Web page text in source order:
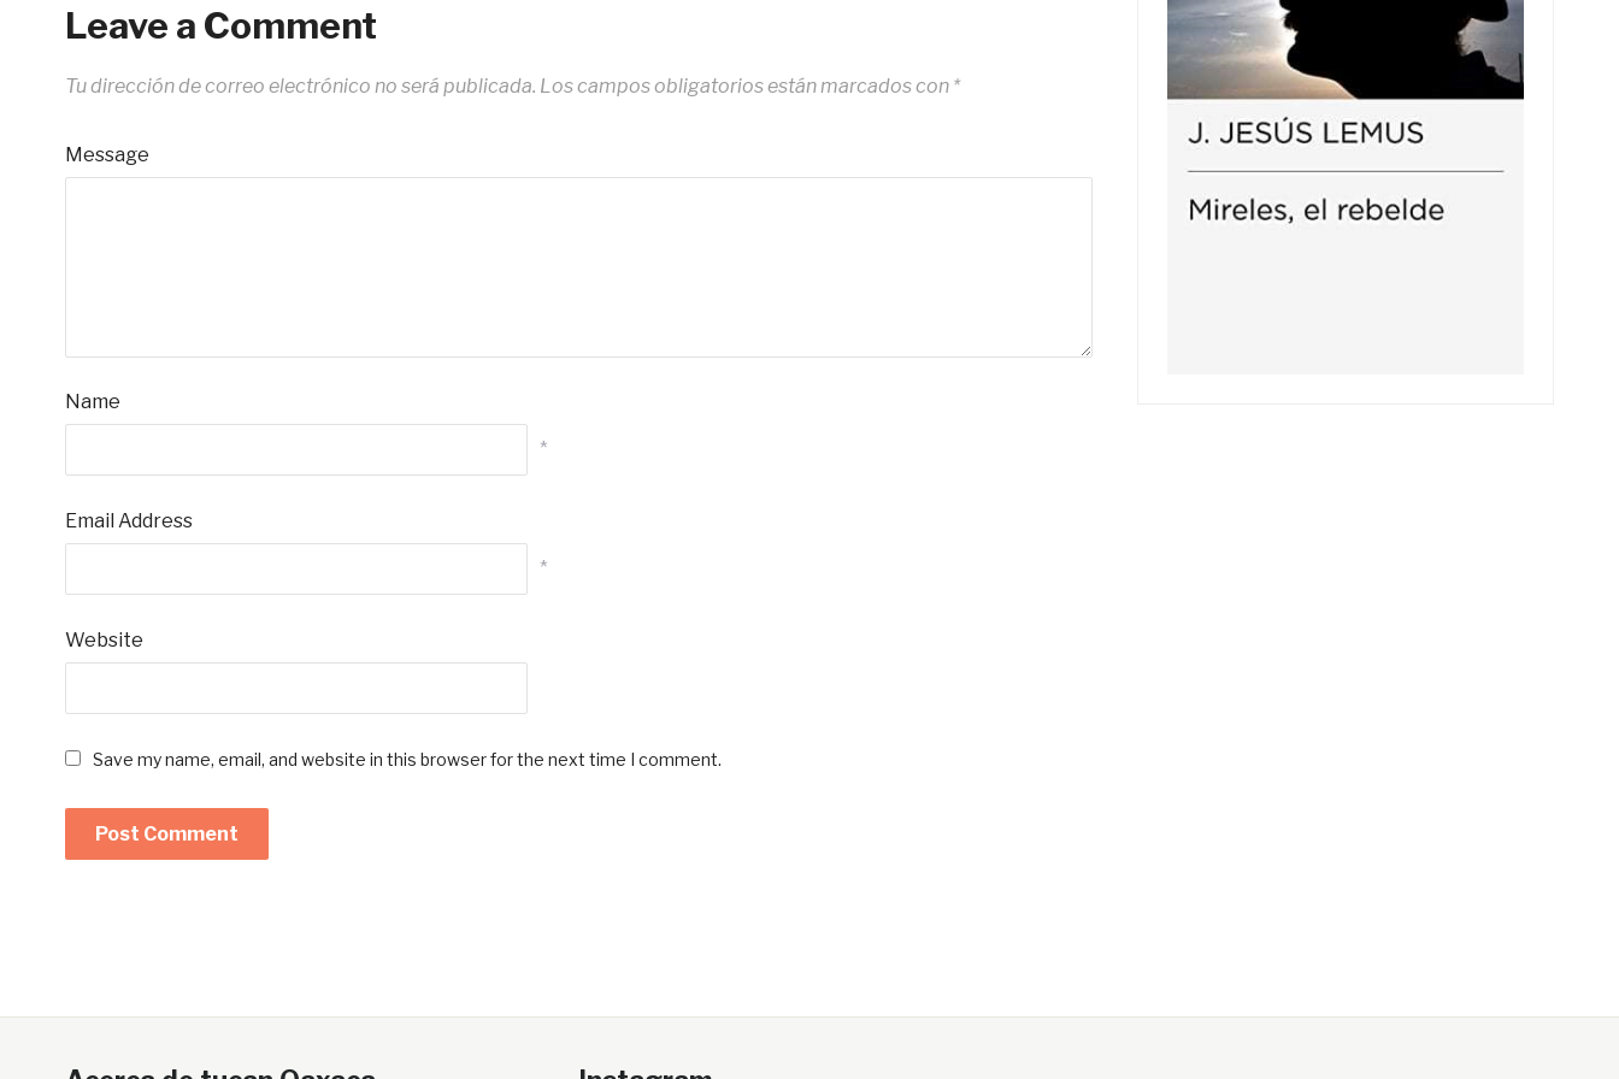
Leave a Comment
Tu dirección de correo electrónico no será publicada. Los campos obligatorios están marcados con *
Message
Name
*
Email Address
*
Website
Save my name, email, and website in this browser for the next time I comment.